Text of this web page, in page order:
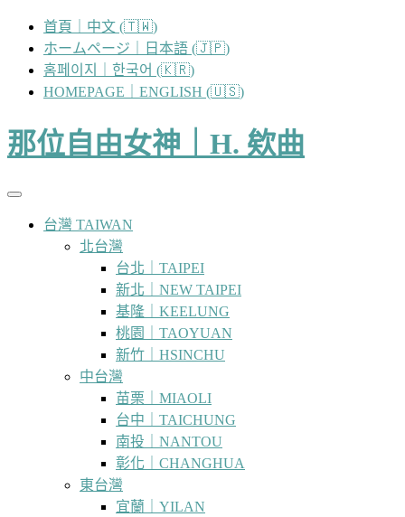
容
首頁｜中文 (🇹🇼)
ホームページ｜日本語 (🇯🇵)
홈페이지｜한국어 (🇰🇷)
HOMEPAGE｜ENGLISH (🇺🇸)
那位自由女神｜H. 欸曲
台灣 TAIWAN
北台灣
台北｜TAIPEI
新北｜NEW TAIPEI
基隆｜KEELUNG
桃園｜TAOYUAN
新竹｜HSINCHU
中台灣
苗栗｜MIAOLI
台中｜TAICHUNG
南投｜NANTOU
彰化｜CHANGHUA
東台灣
宜蘭｜YILAN